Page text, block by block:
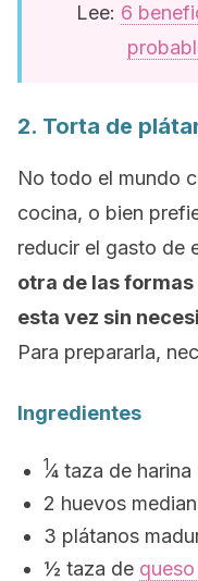
Lee: 6
2. Torta de
No todo el mundo
cocina, o bien
reducir el gasto de
otra de las
esta vez sin
Para prepararla,
Ingredientes
1⁄4 taza de
2 huevos
3 plátanos
½ taza de